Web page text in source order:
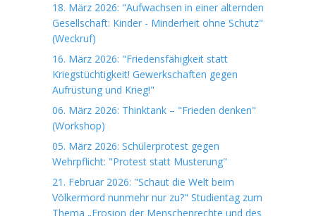
18. März 2026: "Aufwachsen in einer alternden
Gesellschaft: Kinder - Minderheit ohne Schutz"
(Weckruf)
16. März 2026: "Friedensfähigkeit statt
Kriegstüchtigkeit! Gewerkschaften gegen
Aufrüstung und Krieg!"
06. März 2026: Thinktank – "Frieden denken"
(Workshop)
05. März 2026: Schülerprotest gegen
Wehrpflicht: "Protest statt Musterung"
21. Februar 2026: "Schaut die Welt beim
Völkermord nunmehr nur zu?" Studientag zum
Thema „Erosion der Menschenrechte und des